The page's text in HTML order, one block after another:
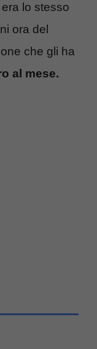
lo stesso
ora del
che gli ha
al mese.